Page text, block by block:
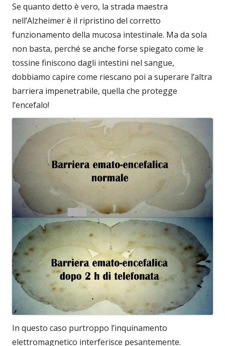
Se quanto detto è vero, la strada maestra
nell’Alzheimer è il ripristino del corretto
funzionamento della mucosa intestinale. Ma da sola
non basta, perché se anche forse spiegato come le
tossine finiscono dagli intestini nel sangue,
dobbiamo capire come riescano poi a superare l’altra
barriera impenetrabile, quella che protegge
l’encefalo!
In questo caso purtroppo l’inquinamento
elettromagnetico interferisce pesantemente.